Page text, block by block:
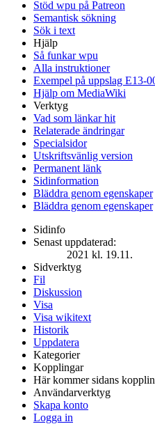
Stöd wpu på Patreon
Semantisk sökning
Sök i text
Hjälp
Så funkar wpu
Alla instruktioner
Exempel på uppslag E13-
Hjälp om MediaWiki
Verktyg
Vad som länkar hit
Relaterade ändringar
Specialsidor
Utskriftsvänlig version
Permanent länk
Sidinformation
Bläddra genom egenskaper
Bläddra genom egenskaper
Sidinfo
Senast uppdaterad:
2021 kl. 19.11.
Sidverktyg
Fil
Diskussion
Visa
Visa wikitext
Historik
Uppdatera
Kategorier
Kopplingar
Här kommer sidans
Användarverktyg
Skapa konto
Logga in